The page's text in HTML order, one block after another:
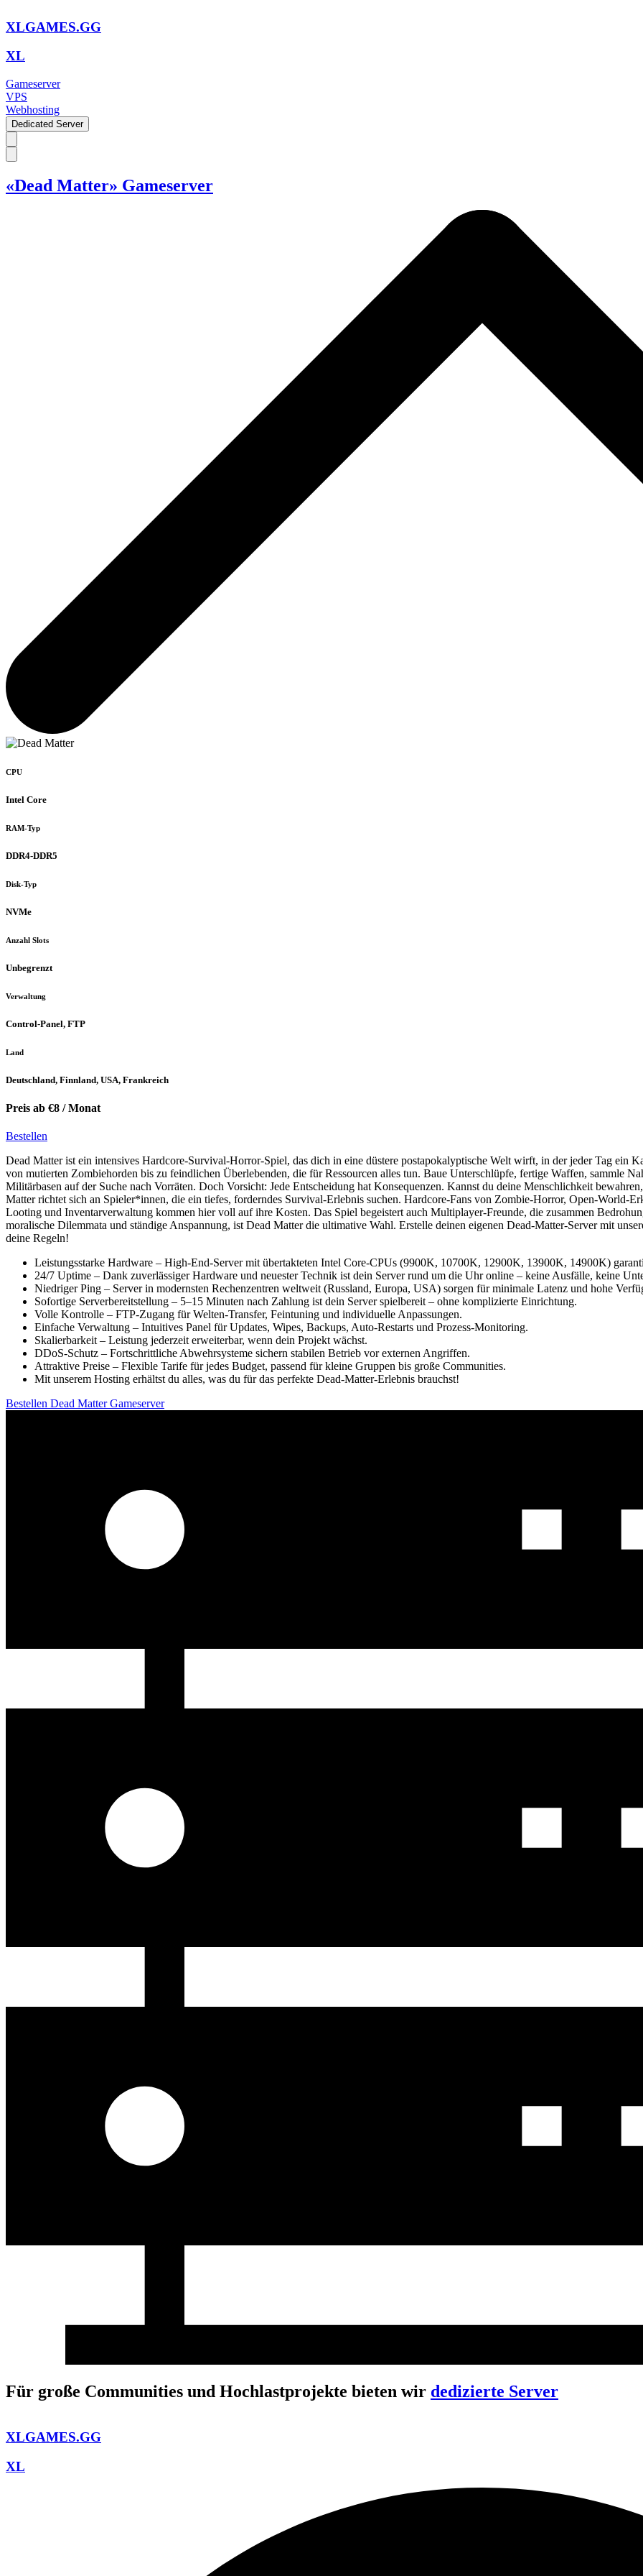
XLGAMES.GG
XL
Gameserver
VPS
Webhosting
Dedicated Server
«Dead Matter» Gameserver
CPU
Intel Core
RAM-Typ
DDR4-DDR5
Disk-Typ
NVMe
Anzahl Slots
Unbegrenzt
Verwaltung
Control-Panel, FTP
Land
Deutschland, Finnland, USA, Frankreich
Preis ab €8 / Monat
Bestellen
Dead Matter ist ein intensives Hardcore-Survival-Horror-Spiel, das dich in eine düstere postapokalyptische Welt wirft, in der jeder Tag ein
von mutierten Zombiehorden bis zu feindlichen Überlebenden, die für Ressourcen alles tun. Baue Unterschlüpfe, fertige Waffen, sammle
Militärbasen auf der Suche nach Vorräten. Doch Vorsicht: Jede Entscheidung hat Konsequenzen. Kannst du deine Menschlichkeit
Matter richtet sich an Spieler*innen, die ein tiefes, forderndes Survival-Erlebnis suchen. Hardcore-Fans von Zombie-Horror, Open-World-
Looting und Inventarverwaltung kommen hier voll auf ihre Kosten. Das Spiel begeistert auch Multiplayer-Freunde, die zusammen
moralische Dilemmata und ständige Anspannung, ist Dead Matter die ultimative Wahl. Erstelle deinen eigenen Dead-Matter-Server mit
deine Regeln!
Leistungsstarke Hardware – High-End-Server mit über­takteten Intel Core-CPUs (9900K, 10700K, 12900K, 13900K, 14900K)
24/7 Uptime – Dank zuverlässiger Hardware und neuester Technik ist dein Server rund um die Uhr online – keine Ausfälle, keine
Niedriger Ping – Server in modernsten Rechenzentren weltweit (Russland, Europa, USA) sorgen für minimale Latenz und hohe
Sofortige Serverbereitstellung – 5–15 Minuten nach Zahlung ist dein Server spielbereit – ohne komplizierte Einrichtung.
Volle Kontrolle – FTP-Zugang für Welten-Transfer, Feintuning und individuelle Anpassungen.
Einfache Verwaltung – Intuitives Panel für Updates, Wipes, Backups, Auto-Restarts und Prozess-Monitoring.
Skalierbarkeit – Leistung jederzeit erweiterbar, wenn dein Projekt wächst.
DDoS-Schutz – Fortschrittliche Abwehrsysteme sichern stabilen Betrieb vor externen Angriffen.
Attraktive Preise – Flexible Tarife für jedes Budget, passend für kleine Gruppen bis große Communities.
Mit unserem Hosting erhältst du alles, was du für das perfekte Dead-Matter-Erlebnis brauchst!
Bestellen Dead Matter Gameserver
Für große Communities und Hochlastprojekte bieten wir dedizierte Server
XLGAMES.GG
XL